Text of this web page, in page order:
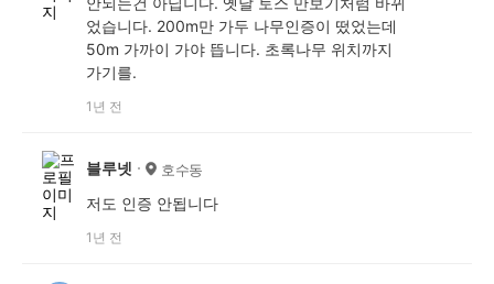
었습니다. 200m만 가두 나무인증이 떴었는데
50m 가까이 가야 뜹니다. 초록나무 위치까지
가기를.
1년 전
블루넷 호수동
저도 인증 안됩니다
1년 전